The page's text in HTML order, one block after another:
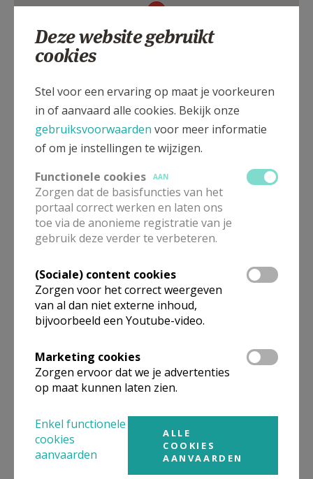
Pastoor PE
E.H.PhilipVerbrugge
Markt 22
051/58 16 15
Stuur een mailtje
Google Maps
Organisatiestructuur
Niet gevonden wat je zocht? Hier vind je links naar de
gegevens van andere organisaties op het boven-,
onderliggende of gelijke niveau.
Decanaat Torhout-Gistel
Deze website gebruikt
cookies
Stel voor een ervaring op maat je voorkeuren
in of aanvaard alle cookies. Bekijk onze
gebruiksvoorwaarden voor meer informatie
of om je instellingen te wijzigen.
Functionele cookies
AAN
Zorgen dat de basisfuncties van het
portaal correct werken en laten ons
toe via de anonieme registratie van je
gebruik deze verder te verbeteren.
(Sociale) content cookies
Zorgen voor het correct weergeven
van al dan niet externe inhoud,
bijvoorbeeld een Youtube-video.
Marketing cookies
Zorgen ervoor dat we je advertenties
op maat kunnen laten zien.
Enkel functionele
cookies
aanvaarden
ALLE
COOKIES
AANVAARDEN